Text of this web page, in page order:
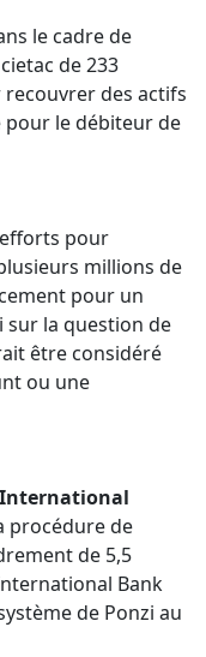
a mené de longs
plaidé des
en d’autres
en appel et
des
mobilières,
des actifs, en
l’évaluation
lui permettent
le cadre de
de 233
des actifs
le débiteur de
pour
millions de
pour un
sur la question de
être considéré
ou une
procédure de
de 5,5
Bank
de Ponzi au